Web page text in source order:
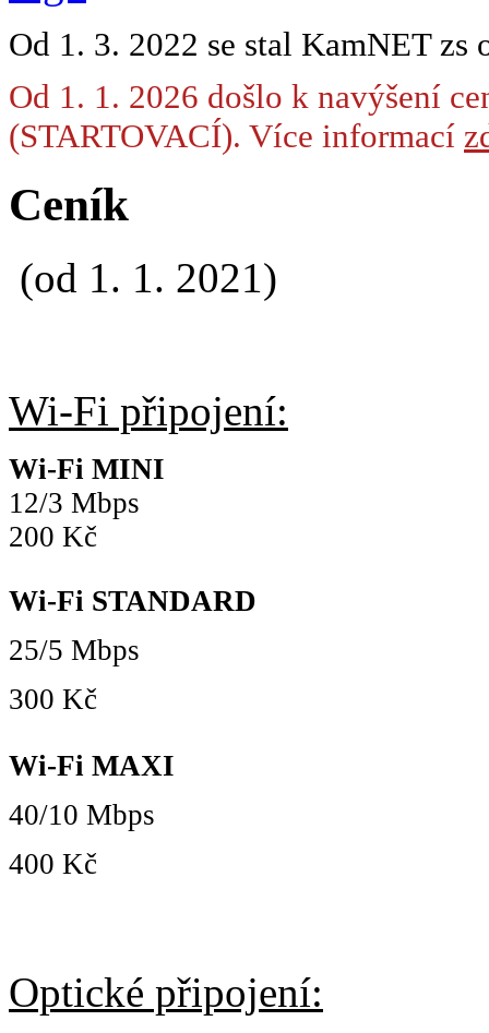
Od 1. 3. 2022 se stal KamNET
Od 1. 1. 2026 došlo k navýšení
(STARTOVACÍ). Více informací
Ceník
(od 1. 1. 2021)
Wi-Fi připojení:
Wi-Fi MINI
12/3 Mbps
200 Kč
Wi-Fi STANDARD
25/5 Mbps
300 Kč
Wi-Fi MAXI
40/10 Mbps
400 Kč
Optické připojení: